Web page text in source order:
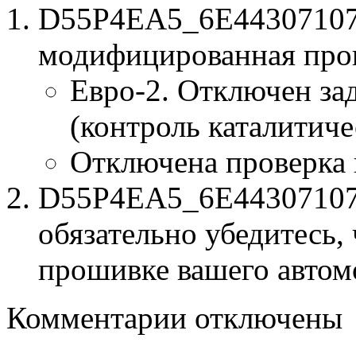
модифицированная
Евро-2. Отключен
(контроль
Отключена
обязательно
прошивке вашего
Комментарии записи
отключены